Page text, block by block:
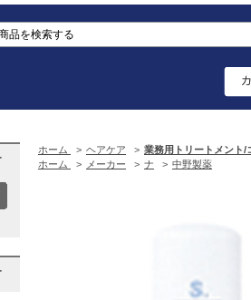
ホーム > ヘアケア > 業務用トリートメント/
ホーム
> メーカー > ナ > 中野製薬